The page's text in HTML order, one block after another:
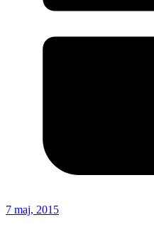
7 maj, 2015